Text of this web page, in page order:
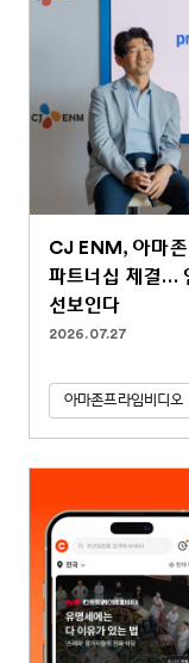
CJ ENM, 아마존
파트너십 체결…
선보인다
2026.07.27
아마존프라임비디오